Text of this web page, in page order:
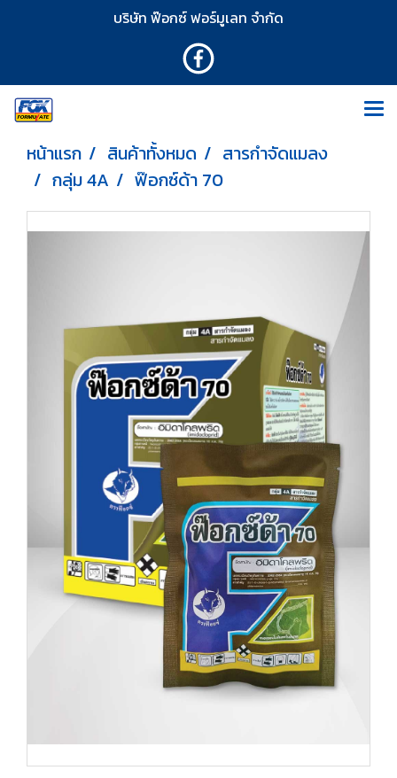
บริษัท ฟ๊อกซ์ ฟอร์มูเลท จำกัด
หน้าแรก สินค้าทั้งหมด
สารกำจัดแมลง
กลุ่ม 4A
ฟ๊อกซ์ด้า 70